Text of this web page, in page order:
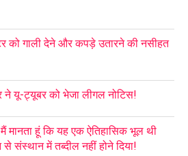
को गाली देने और कपड़े उतारने की नसीहत
यू-ट्यूबर को भेजा लीगल नोटिस!
मैं मानता हूं कि यह एक ऐतिहासिक भूल थी
संस्थान में तब्दील नहीं होने दिया!